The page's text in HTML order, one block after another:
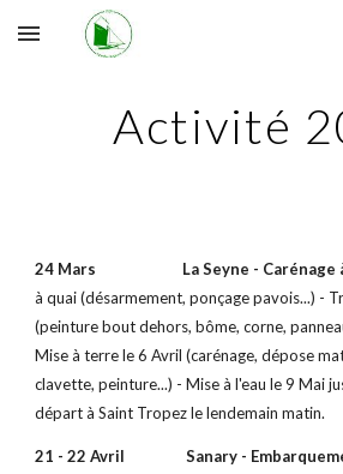
Skip to main content
Activité
24 Mars La Seyne - Carénage à
à quai (désarmement, ponçage pavois...) -
(peinture bout dehors, bôme, corne,
Mise à terre le 6 Avril (carénage, dépose
clavette, peinture...) - Mise à l'eau le 9 Mai
départ à Saint Tropez le lendemain matin.
21 - 22 Avril Sanary -